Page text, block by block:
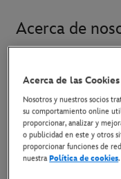
Acerca de
domicilio social en 3
Hammersmith,
Acerca de las Cookies
Nosotros y nuestros socios
su comportamiento online
proporcionar, analizar y
o publicidad en este y otros
proporcionar funciones de
nuestraPolítica de cookies.